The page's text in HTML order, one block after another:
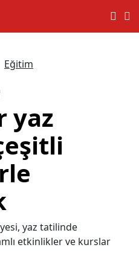
Eğitim
yaz
yaz tatilinde
etkinlikler ve kurslar